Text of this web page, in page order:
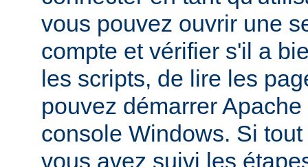
vous pouvez ouvrir une
compte et vérifier s'il a
les scripts, de lire les
pouvez démarrer
console Windows. Si
vous avez suivi les